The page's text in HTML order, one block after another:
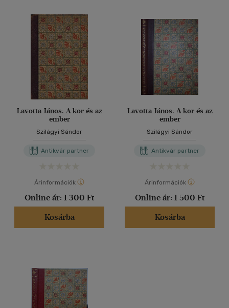
Lavotta János: A kor és az
ember
Szilágyi Sándor
Antikvár partner
Árinformációk
Online ár: 1 300 Ft
Kosárba
Lavotta János: A kor és az
ember
Szilágyi Sándor
Antikvár partner
Árinformációk
Online ár: 1 500 Ft
Kosárba